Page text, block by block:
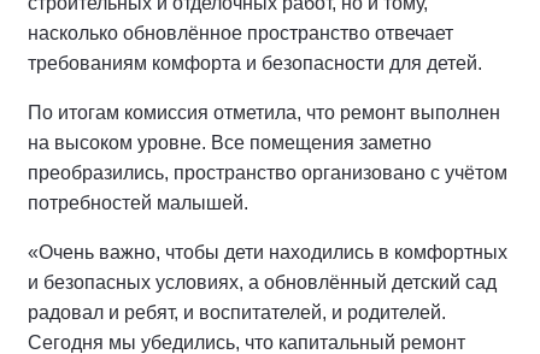
насколько обновлённое пространство отвечает
требованиям комфорта и безопасности для детей.
По итогам комиссия отметила, что ремонт выполнен
на высоком уровне. Все помещения заметно
преобразились, пространство организовано с учётом
потребностей малышей.
«Очень важно, чтобы дети находились в комфортных
и безопасных условиях, а обновлённый детский сад
радовал и ребят, и воспитателей, и родителей.
Сегодня мы убедились, что капитальный ремонт